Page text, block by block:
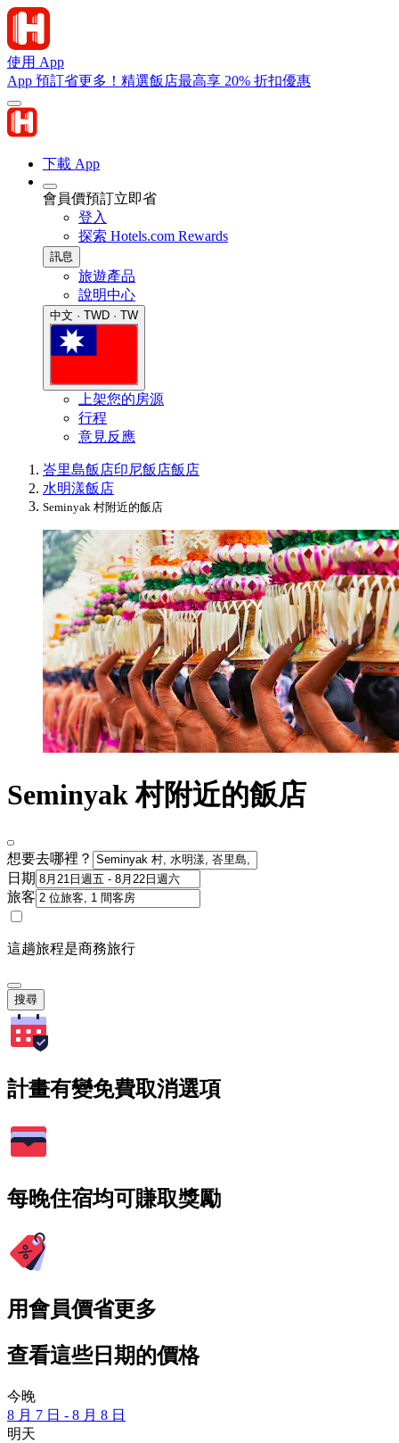
使用 App
App 預訂省更多！精選飯店最高享 20% 折扣優惠
下載 App
會員價預訂立即省
登入
探索 Hotels.com Rewards
訊息
旅遊產品
說明中心
中文 · TWD · TW
上架您的房源
行程
意見反應
峇里島飯店印尼飯店飯店
水明漾飯店
Seminyak 村附近的飯店
Seminyak 村附近的飯店
想要去哪裡？
日期
旅客
這趟旅程是商務旅行
搜尋
計畫有變免費取消選項
每晚住宿均可賺取獎勵
用會員價省更多
查看這些日期的價格
今晚
8 月 7 日 - 8 月 8 日
明天